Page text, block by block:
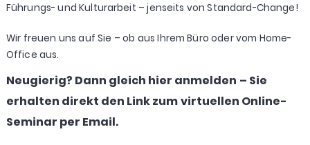
Führungs- und Kulturarbeit – jenseits von Standard-Change!
Wir freuen uns auf Sie – ob aus Ihrem Büro oder vom Home-
Office aus.
Neugierig? Dann gleich hier anmelden – Sie
erhalten direkt den Link zum virtuellen Online-
Seminar per Email.